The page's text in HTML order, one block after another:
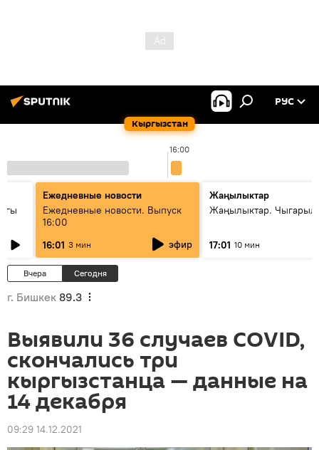
Кыргызстан
РУС
16:00
Ежедневные новости
Ежедневные новости. Выпуск
16:00
16:01 3 мин эфир
Жаңылыктар
Жаңылыктар.
17:01 10 мин
Вчера Сегодня
г. Бишкек 89.3
Выявили 36 случаев COVID,
скончались три
кыргызстанца — данные на
14 декабря
09:29 14.12.2021